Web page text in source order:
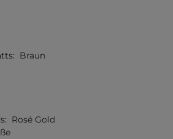
Braun
Rosé Gold